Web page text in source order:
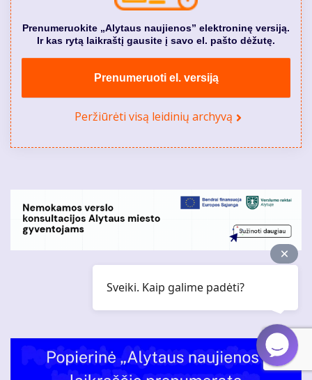
Prenumeruokite „Alytaus naujienos” elektroninę versiją.
Ir kas rytą laikraštį gausite į savo el. pašto dėžutę.
Prenumeruoti el. versiją
Peržiūrėti visą leidinių archyvą
Sveiki. Kaip galime padėti?